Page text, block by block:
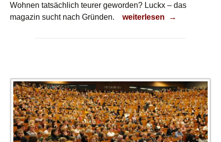
Wohnen tatsächlich teurer geworden? Luckx – das
magazin sucht nach Gründen.
Ist Wohnen teurer
weiterlesen →